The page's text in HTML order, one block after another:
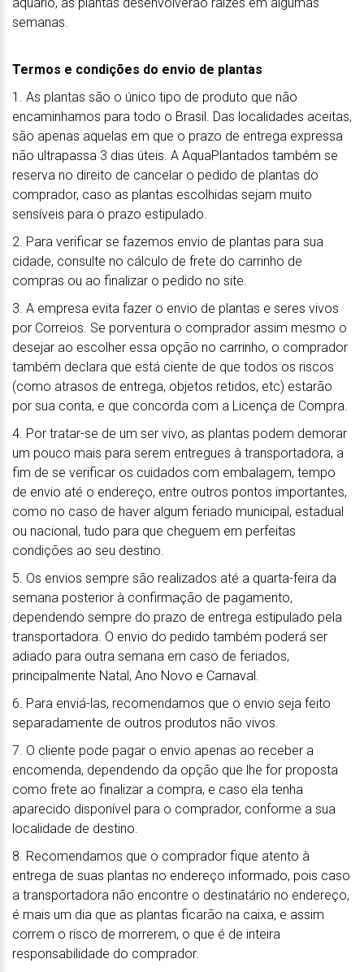
semanas.
Termos e condições do envio de plantas
1. As plantas são o único tipo de produto que não
encaminhamos para todo o Brasil. Das localidades aceitas,
são apenas aquelas em que o prazo de entrega expressa
não ultrapassa 3 dias úteis. A AquaPlantados também se
reserva no direito de cancelar o pedido de plantas do
comprador, caso as plantas escolhidas sejam muito
sensíveis para o prazo estipulado.
2. Para verificar se fazemos envio de plantas para sua
cidade, consulte no cálculo de frete do carrinho de
compras ou ao finalizar o pedido no site.
3. A empresa evita fazer o envio de plantas e seres vivos
por Correios. Se porventura o comprador assim mesmo o
desejar ao escolher essa opção no carrinho, o comprador
também declara que está ciente de que todos os riscos
(como atrasos de entrega, objetos retidos, etc) estarão
por sua conta, e que concorda com a Licença de Compra.
4. Por tratar-se de um ser vivo, as plantas podem demorar
um pouco mais para serem entregues à transportadora, a
fim de se verificar os cuidados com embalagem, tempo
de envio até o endereço, entre outros pontos importantes,
como no caso de haver algum feriado municipal, estadual
ou nacional, tudo para que cheguem em perfeitas
condições ao seu destino.
5. Os envios sempre são realizados até a quarta-feira da
semana posterior à confirmação de pagamento,
dependendo sempre do prazo de entrega estipulado pela
transportadora. O envio do pedido também poderá ser
adiado para outra semana em caso de feriados,
principalmente Natal, Ano Novo e Carnaval.
6. Para enviá-las, recomendamos que o envio seja feito
separadamente de outros produtos não vivos.
7. O cliente pode pagar o envio apenas ao receber a
encomenda, dependendo da opção que lhe for proposta
como frete ao finalizar a compra, e caso ela tenha
aparecido disponível para o comprador, conforme a sua
localidade de destino.
8. Recomendamos que o comprador fique atento à
entrega de suas plantas no endereço informado, pois caso
a transportadora não encontre o destinatário no endereço,
é mais um dia que as plantas ficarão na caixa, e assim
correm o risco de morrerem, o que é de inteira
responsabilidade do comprador.